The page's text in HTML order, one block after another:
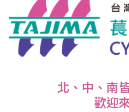
北、中、南
歡迎